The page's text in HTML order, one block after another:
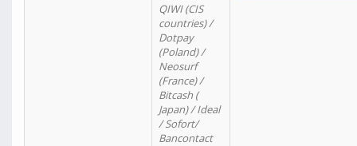
QIWI (CIS
countries) /
Dotpay
(Poland) /
Neosurf
(France) /
Bitcash (
Japan) / Ideal
/ Sofort/
Bancontact